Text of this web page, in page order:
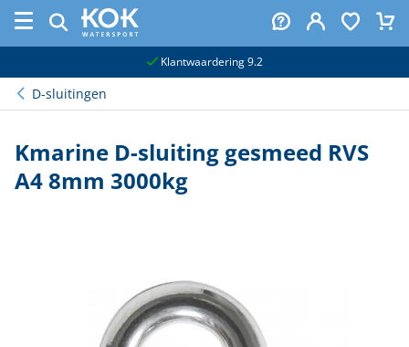
Klantwaardering 9.2
D-sluitingen
Kmarine D-sluiting gesmeed RVS
A4 8mm 3000kg